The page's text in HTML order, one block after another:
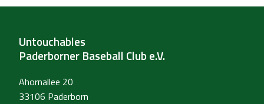
Untouchables
Paderborner Baseball Club e.V.
Ahornallee 20
33106 Paderborn